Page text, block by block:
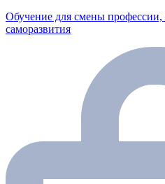
Обучение для смены профессии,
саморазвития